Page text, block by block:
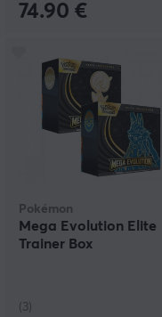
74.90 €
Pokémon
Mega Evolution Elite
Trainer Box
(3)